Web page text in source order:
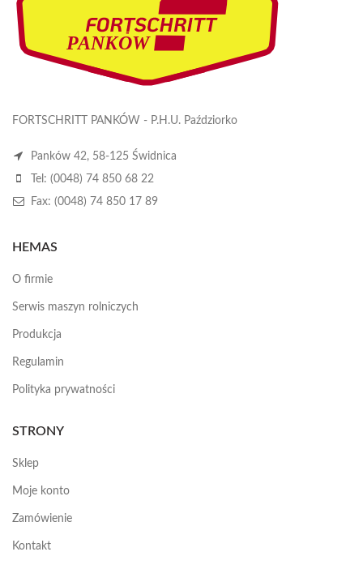
FORTSCHRITT PANKÓW - P.H.U. Paździorko
Panków 42, 58-125 Świdnica
Tel: (0048) 74 850 68 22
Fax: (0048) 74 850 17 89
HEMAS
O firmie
Serwis maszyn rolniczych
Produkcja
Regulamin
Polityka prywatności
STRONY
Sklep
Moje konto
Zamówienie
Kontakt